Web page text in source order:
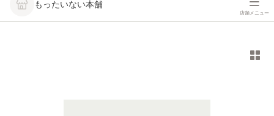
もったいない本舗
店舗メニュー